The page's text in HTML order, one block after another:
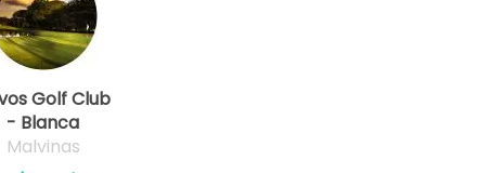
Golf Club
- Blanca
Malvinas